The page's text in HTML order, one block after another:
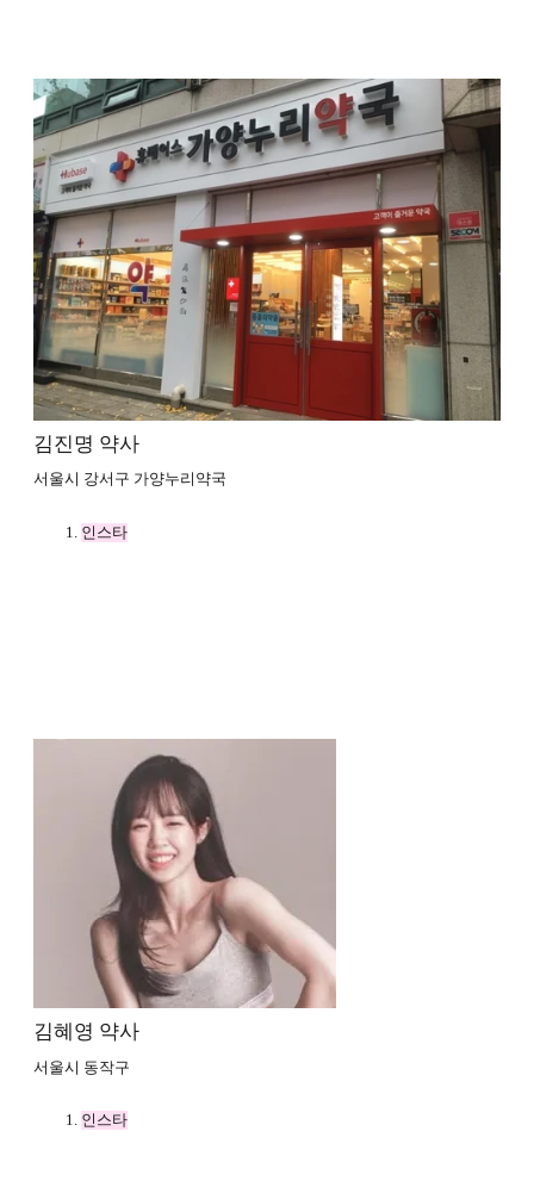
김진명 약사
서울시 강서구 가양누리약국
인스타
김혜영 약사
서울시 동작구
인스타